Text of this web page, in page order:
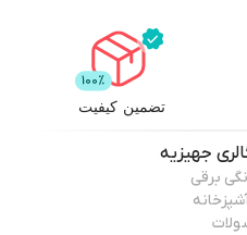
تضمین کیفیت
جهیزیه
برقی